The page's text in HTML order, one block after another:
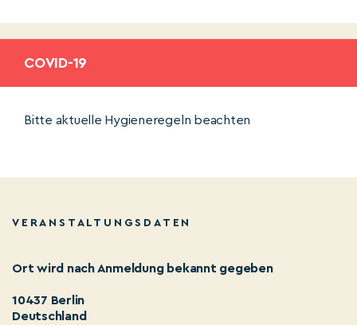
COVID-19
Bitte aktuelle Hygieneregeln beachten
VERANSTALTUNGSDATEN
Ort wird nach Anmeldung bekannt gegeben
10437 Berlin
Deutschland